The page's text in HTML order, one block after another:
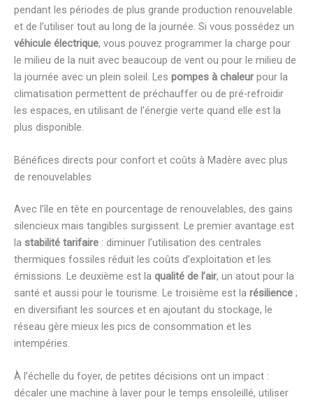
pendant les périodes de plus grande production renouvelable
et de l’utiliser tout au long de la journée. Si vous possédez un
véhicule électrique, vous pouvez programmer la charge pour
le milieu de la nuit avec beaucoup de vent ou pour le milieu de
la journée avec un plein soleil. Les pompes à chaleur pour la
climatisation permettent de préchauffer ou de pré-refroidir
les espaces, en utilisant de l’énergie verte quand elle est la
plus disponible.
Bénéfices directs pour confort et coûts à Madère avec plus
de renouvelables
Avec l’île en tête en pourcentage de renouvelables, des gains
silencieux mais tangibles surgissent. Le premier avantage est
la stabilité tarifaire : diminuer l’utilisation des centrales
thermiques fossiles réduit les coûts d’exploitation et les
émissions. Le deuxième est la qualité de l’air, un atout pour la
santé et aussi pour le tourisme. Le troisième est la résilience ;
en diversifiant les sources et en ajoutant du stockage, le
réseau gère mieux les pics de consommation et les
intempéries.
À l’échelle du foyer, de petites décisions ont un impact :
décaler une machine à laver pour le temps ensoleillé, utiliser